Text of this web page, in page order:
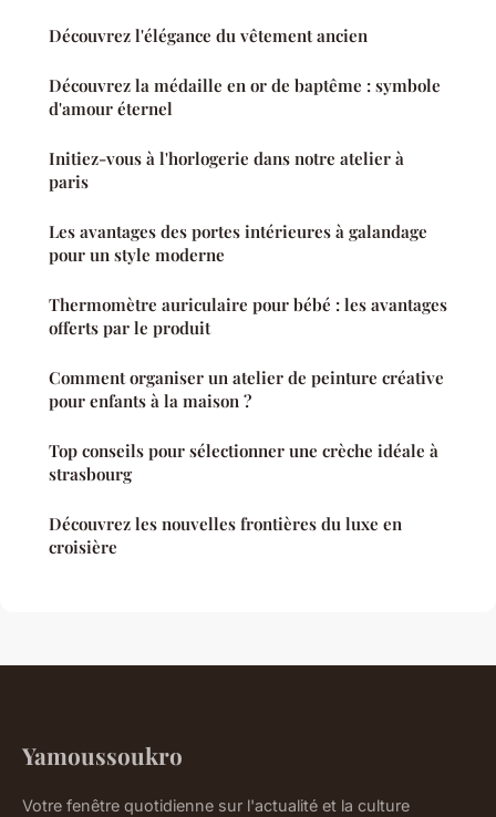
Découvrez l'élégance du vêtement ancien
Découvrez la médaille en or de baptême : symbole
d'amour éternel
Initiez-vous à l'horlogerie dans notre atelier à
paris
Les avantages des portes intérieures à galandage
pour un style moderne
Thermomètre auriculaire pour bébé : les avantages
offerts par le produit
Comment organiser un atelier de peinture créative
pour enfants à la maison ?
Top conseils pour sélectionner une crèche idéale à
strasbourg
Découvrez les nouvelles frontières du luxe en
croisière
Yamoussoukro
Votre fenêtre quotidienne sur l'actualité et la culture